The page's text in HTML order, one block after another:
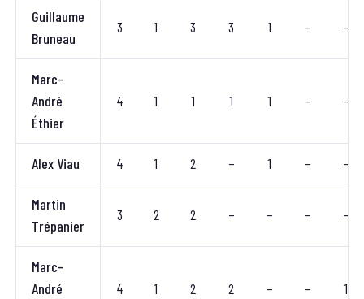
Guillaume
Bruneau
3 1 3 3 1 – –
Marc-
André
Éthier
4 1 1 1 1 – –
Alex Viau 4 1 2 – 1 – –
Martin
Trépanier
3 2 2 – – – –
Marc-
André
4 1 2 2 – – 1